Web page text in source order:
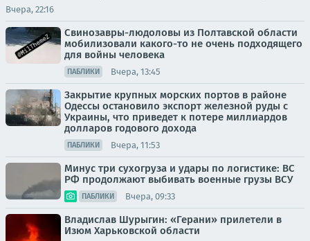
Вчера, 22:16
Свинозавры-людоловы из Полтавской области
мобилизовали какого-то не очень подходящего
для войны человека
ПАБЛИКИ Вчера, 13:45
Закрытие крупных морских портов в районе
Одессы остановило экспорт железной руды с
Украины, что приведет к потере миллиардов
долларов годового дохода
ПАБЛИКИ Вчера, 11:53
Минус три сухогруза и удары по логистике: ВС
РФ продолжают выбивать военные грузы ВСУ
ПАБЛИКИ Вчера, 09:33
Владислав Шурыгин: «Герани» прилетели в
Изюм Харьковской области